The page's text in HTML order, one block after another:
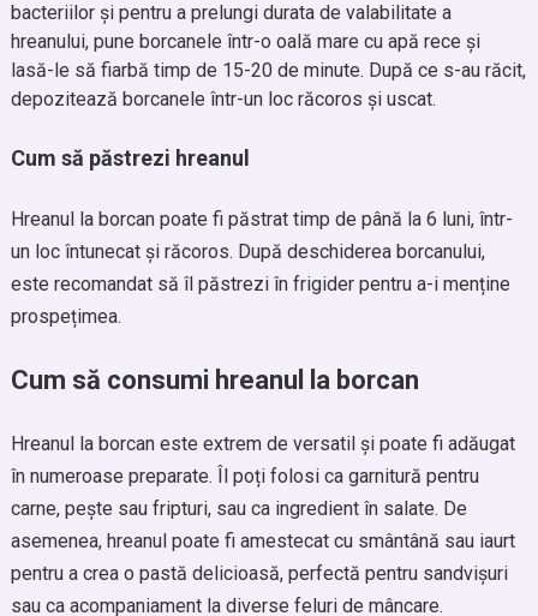
bacteriilor și pentru a prelungi durata de valabilitate a
hreanului, pune borcanele într-o oală mare cu apă rece și
lasă-le să fiarbă timp de 15-20 de minute. După ce s-au răcit,
depozitează borcanele într-un loc răcoros și uscat.
Cum să păstrezi hreanul
Hreanul la borcan poate fi păstrat timp de până la 6 luni, într-
un loc întunecat și răcoros. După deschiderea borcanului,
este recomandat să îl păstrezi în frigider pentru a-i menține
prospețimea.
Cum să consumi hreanul la borcan
Hreanul la borcan este extrem de versatil și poate fi adăugat
în numeroase preparate. Îl poți folosi ca garnitură pentru
carne, pește sau fripturi, sau ca ingredient în salate. De
asemenea, hreanul poate fi amestecat cu smântână sau iaurt
pentru a crea o pastă delicioasă, perfectă pentru sandvișuri
sau ca acompaniament la diverse feluri de mâncare.